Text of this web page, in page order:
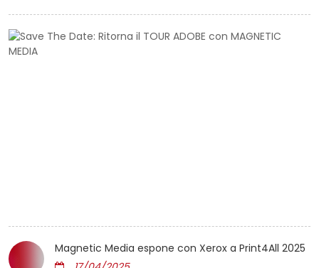
Magnetic Media espone con Xerox a Print4All 2025